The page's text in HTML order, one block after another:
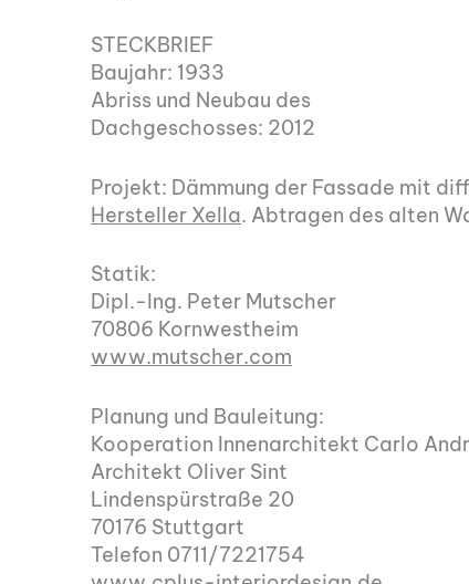
STECKBRIEF
Baujahr: 1933
Abriss und Neubau des
Dachgeschosses: 2012
Projekt: Dämmung der Fassade mit
Hersteller Xella. Abtragen des alten
Statik:
Dipl.-Ing. Peter Mutscher
70806 Kornwestheim
www.mutscher.com
Planung und Bauleitung:
Kooperation Innenarchitekt Carlo
Architekt Oliver Sint
Lindenspürstraße 20
70176 Stuttgart
Telefon 0711/7221754